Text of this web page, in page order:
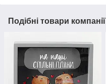
Подібні товари компанії